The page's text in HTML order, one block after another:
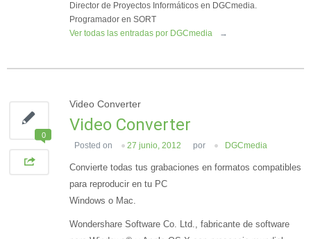
Director de Proyectos Informáticos en DGCmedia.
Programador en SORT
Ver todas las entradas por DGCmedia
→
0
Video Converter
Video Converter
Posted on 27 junio, 2012 por DGCmedia
Convierte todas tus grabaciones en formatos compatibles
para reproducir en tu PC
Windows o Mac.
Wondershare Software Co. Ltd., fabricante de software